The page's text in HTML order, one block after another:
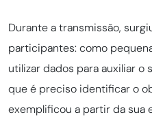
Durante a transmissão,
participantes: como
utilizar dados para auxiliar o
que é preciso identificar o
exemplificou a partir da sua